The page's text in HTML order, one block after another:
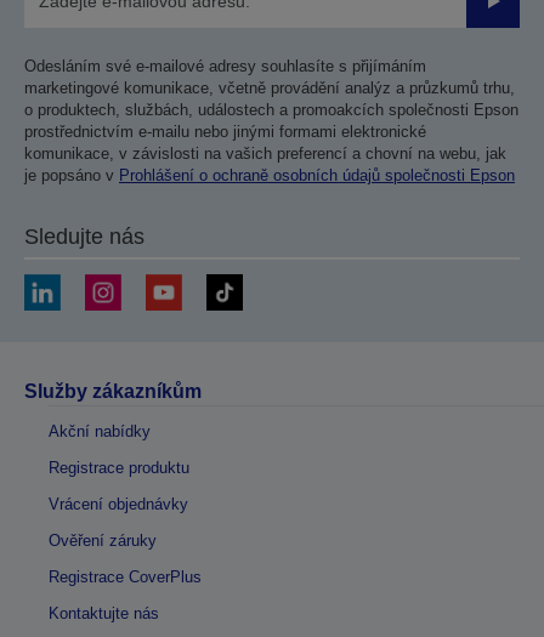
Odesláním své e-mailové adresy souhlasíte s přijímáním
marketingové komunikace, včetně provádění analýz a průzkumů trhu,
o produktech, službách, událostech a promoakcích společnosti Epson
prostřednictvím e-mailu nebo jinými formami elektronické
komunikace, v závislosti na vašich preferencí a chovní na webu, jak
je popsáno v Prohlášení o ochraně osobních údajů společnosti Epson
Sledujte nás
Služby zákazníkům
Akční nabídky
Registrace produktu
Vrácení objednávky
Ověření záruky
Registrace CoverPlus
Kontaktujte nás